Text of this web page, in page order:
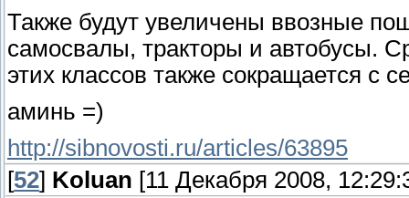
Также будут увеличены ввозные
самосвалы, тракторы и автобусы.
этих классов также сокращается с
аминь =)
http://sibnovosti.ru/articles/63895
[52] Koluan [11 Декабря 2008,